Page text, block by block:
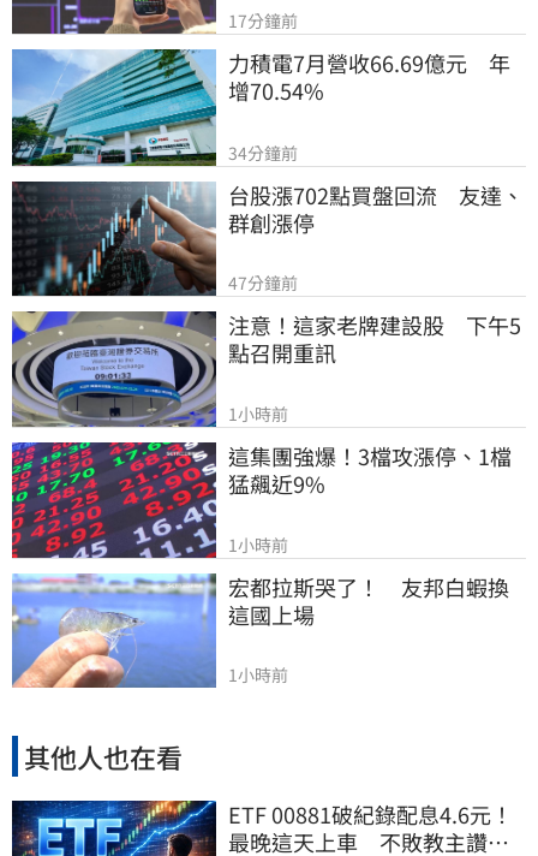
17分鐘前
力積電7月營收66.69億元　年
增70.54%
34分鐘前
台股漲702點買盤回流　友達、
群創漲停
47分鐘前
注意！這家老牌建設股　下午5
點召開重訊
1小時前
這集團強爆！3檔攻漲停、1檔
猛飆近9%
1小時前
宏都拉斯哭了！　友邦白蝦換
這國上場
1小時前
其他人也在看
ETF 00881破紀錄配息4.6元！
最晚這天上車 不敗教主讚：